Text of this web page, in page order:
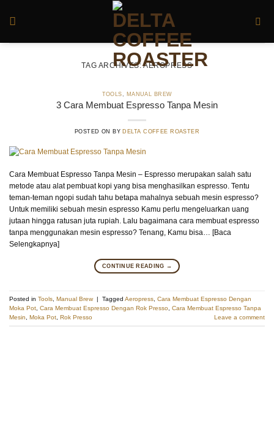
TAG ARCHIVES:AEROPRESS
TOOLS, MANUAL BREW
3 Cara Membuat Espresso Tanpa Mesin
POSTED ON BY DELTA COFFEE ROASTER
Cara Membuat Espresso Tanpa Mesin – Espresso merupakan salah satu
metode atau alat pembuat kopi yang bisa menghasilkan espresso. Tentu
teman-teman ngopi sudah tahu betapa mahalnya sebuah mesin espresso?
Untuk memiliki sebuah mesin espresso Kamu perlu mengeluarkan uang
jutaan hingga ratusan juta rupiah. Lalu bagaimana cara membuat espresso
tanpa menggunakan mesin espresso? Tenang, Kamu bisa… [Baca
Selengkapnya]
CONTINUE READING →
Posted in Tools Manual Brew | Tagged Aeropress Cara Membuat Espresso Dengan
Moka Pot Cara Membuat Espresso Dengan Rok Presso Cara Membuat Espresso Tanpa
Mesin
Moka Pot Rok Presso Leave a comment